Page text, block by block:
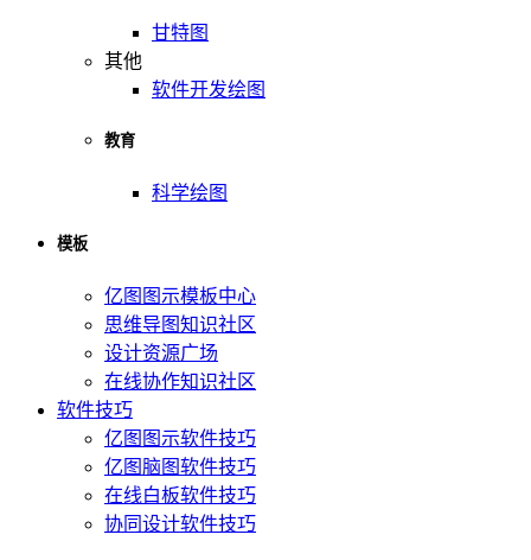
甘特图
其他
软件开发绘图
教育
科学绘图
模板
亿图图示模板中心
思维导图知识社区
设计资源广场
在线协作知识社区
软件技巧
亿图图示软件技巧
亿图脑图软件技巧
在线白板软件技巧
协同设计软件技巧